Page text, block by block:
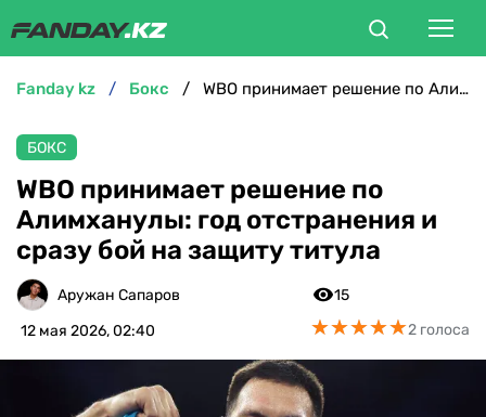
БОКС
ММА
ТЕННИС
ФУТЗАЛ
fanday kz бокс WBO принимает решение по Алимханулы: год отстранения и сразу бой на защиту титула
БОКС
WBO принимает решение по
Алимханулы: год отстранения и
сразу бой на защиту титула
Аружан Сапаров
12 мая 2026, 02:40
15
★★★★★
★★★★★2 голоса